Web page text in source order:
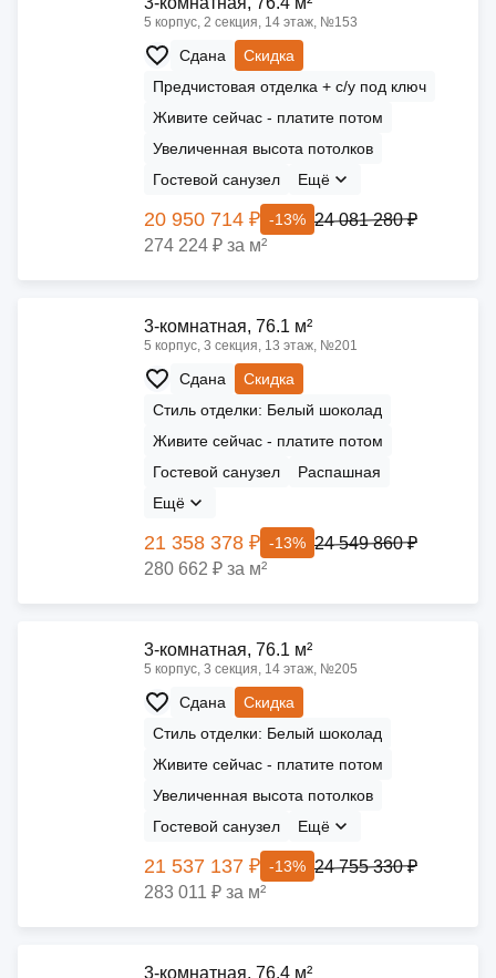
5 корпус, 2 секция, 14 этаж, №153
Сдана
Скидка
Предчистовая отделка + с/у под ключ
Живите сейчас - платите потом
Увеличенная высота потолков
Гостевой санузел
Ещё
20 950 714 ₽ -13% 24 081 280 ₽
274 224 ₽ за м²
3-комнатная, 76.1 м²
5 корпус, 3 секция, 13 этаж, №201
Сдана
Скидка
Стиль отделки: Белый шоколад
Живите сейчас - платите потом
Гостевой санузел
Распашная
Ещё
21 358 378 ₽ -13% 24 549 860 ₽
280 662 ₽ за м²
3-комнатная, 76.1 м²
5 корпус, 3 секция, 14 этаж, №205
Сдана
Скидка
Стиль отделки: Белый шоколад
Живите сейчас - платите потом
Увеличенная высота потолков
Гостевой санузел
Ещё
21 537 137 ₽ -13% 24 755 330 ₽
283 011 ₽ за м²
3-комнатная, 76.4 м²